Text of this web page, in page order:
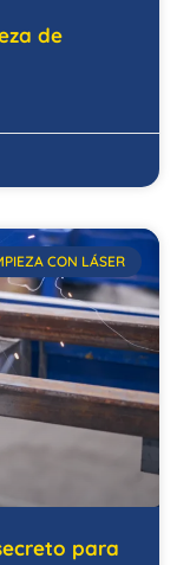
de
CON LÁSER
para